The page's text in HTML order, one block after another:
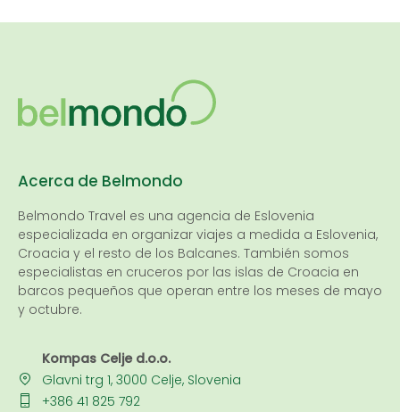
Acerca de Belmondo
Belmondo Travel es una agencia de Eslovenia
especializada en organizar viajes a medida a Eslovenia,
Croacia y el resto de los Balcanes. También somos
especialistas en cruceros por las islas de Croacia en
barcos pequeños que operan entre los meses de mayo
y octubre.
Kompas Celje d.o.o.
Glavni trg 1, 3000 Celje, Slovenia
+386 41 825 792